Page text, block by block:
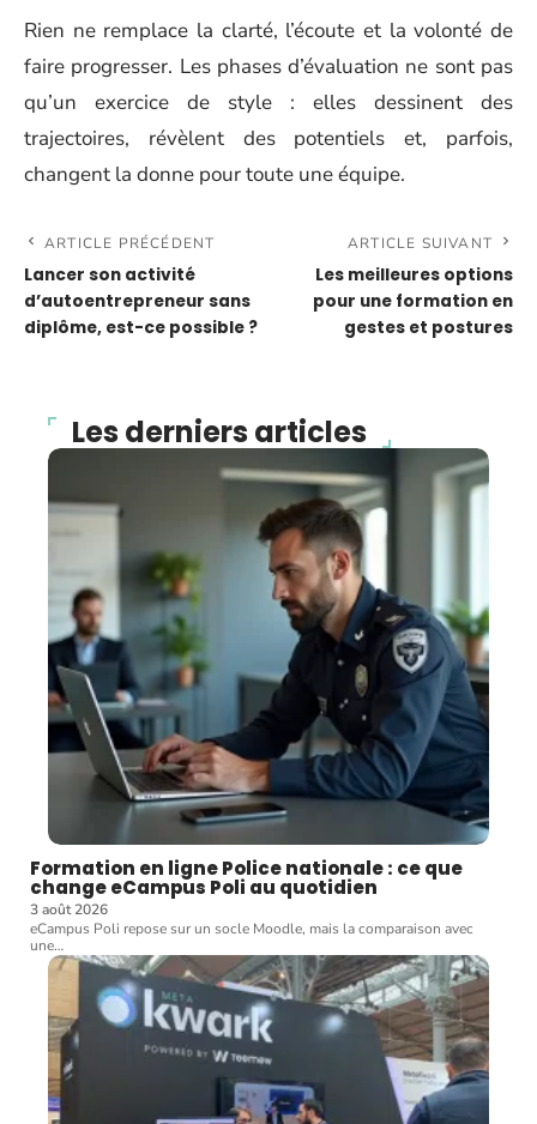
Rien ne remplace la clarté, l’écoute et la volonté de
faire progresser. Les phases d’évaluation ne sont pas
qu’un exercice de style : elles dessinent des
trajectoires, révèlent des potentiels et, parfois,
changent la donne pour toute une équipe.
ARTICLE PRÉCÉDENT
Lancer son activité
d’autoentrepreneur sans
diplôme, est-ce possible ?
ARTICLE SUIVANT
Les meilleures options
pour une formation en
gestes et postures
Les derniers articles
Formation en ligne Police nationale : ce que
change eCampus Poli au quotidien
3 août 2026
eCampus Poli repose sur un socle Moodle, mais la comparaison avec
une…